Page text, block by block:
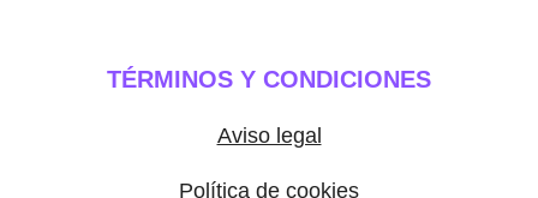
TÉRMINOS Y CONDICIONES
Aviso legal
Política de cookies